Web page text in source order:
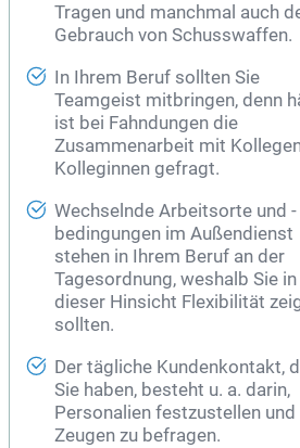
Tragen und manchmal auch
Gebrauch von Schusswaffen.
In Ihrem Beruf sollten Sie
Teamgeist mitbringen, denn
ist bei Fahndungen die
Zusammenarbeit mit
Kolleginnen gefragt.
Wechselnde Arbeitsorte und -
bedingungen im Außendienst
stehen in Ihrem Beruf an der
Tagesordnung, weshalb Sie in
dieser Hinsicht Flexibilität
sollten.
Der tägliche Kundenkontakt,
Sie haben, besteht u. a. darin,
Personalien festzustellen und
Zeugen zu befragen.